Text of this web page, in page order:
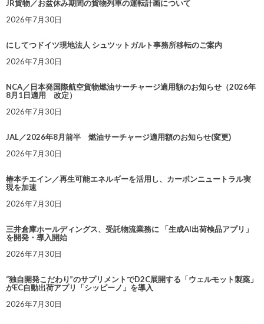
JR貨物／お盆休み期間の貨物列車の運転計画について
2026年7月30日
にしてつドイツ現地法人 シュツットガルト事務所移転のご案内
2026年7月30日
NCA／日本発国際航空貨物燃油サーチャージ適用額のお知らせ（2026年
8月1日適用 改定）
2026年7月30日
JAL／2026年8月前半 燃油サーチャージ適用額のお知らせ(変更)
2026年7月30日
椿本チエイン／再生可能エネルギーを活用し、カーボンニュートラル実
現を加速
2026年7月30日
三井倉庫ホールディングス、受託物流業務に 「生成AI出荷検品アプリ」
を開発・導入開始
2026年7月30日
“独自開発こだわり”のサプリメントでD2C展開する「ウェルモット製薬」
がEC自動出荷アプリ「シッピーノ」を導入
2026年7月30日